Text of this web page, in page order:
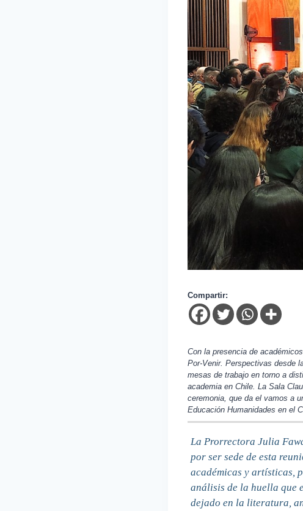
Compartir:
Con la presencia de
Por-Venir. Perspectivas desde
mesas de trabajo en torno a
academia en Chile. La Sala
ceremonia, que da el vamos a
Educación Humanidades en el
La Prorrectora Julia
por ser sede de esta
académicas y artísticas,
análisis de la huella que
dejado en la literatura,